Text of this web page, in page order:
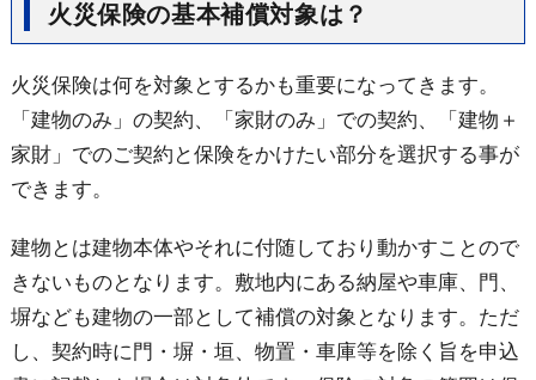
火災保険の基本補償対象は？
火災保険は何を対象とするかも重要になってきます。
「建物のみ」の契約、「家財のみ」での契約、「建物＋
家財」でのご契約と保険をかけたい部分を選択する事が
できます。
建物とは建物本体やそれに付随しており動かすことので
きないものとなります。敷地内にある納屋や車庫、門、
塀なども建物の一部として補償の対象となります。ただ
し、契約時に門・塀・垣、物置・車庫等を除く旨を申込